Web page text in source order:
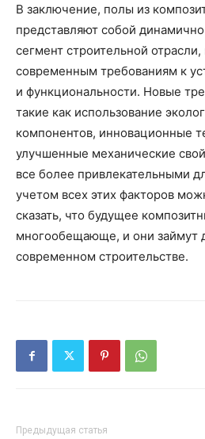
В заключение, полы из
представляют собой
сегмент строительной
современным требованиям к
и функциональности. Новые
такие как использование
компонентов, инновационные
улучшенные механические
все более привлекательными
учетом всех этих факторов
сказать, что будущее
многообещающе, и они займут
современном строительстве.
Предыдущая статья